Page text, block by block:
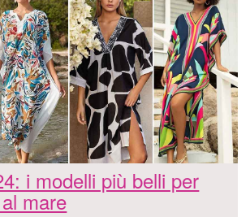
i modelli più belli per
mare